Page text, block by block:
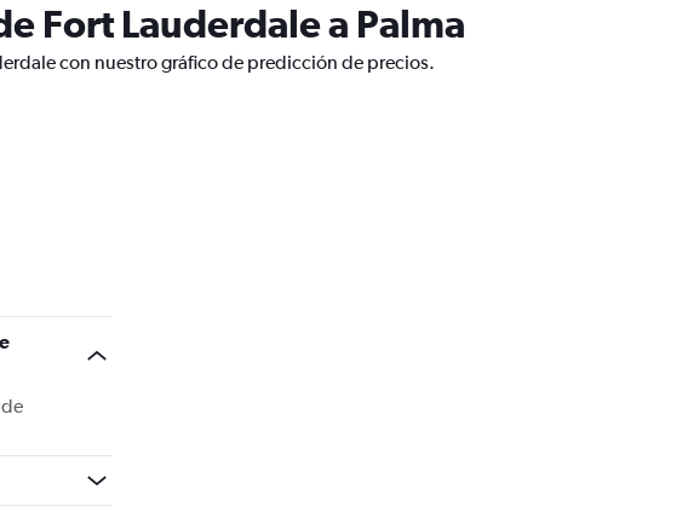
Fort Lauderdale a Palma
con nuestro gráfico de predicción de precios.